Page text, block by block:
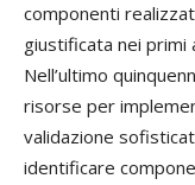
componenti
giustificata nei primi
Nell’ultimo
risorse per
validazione
identificare